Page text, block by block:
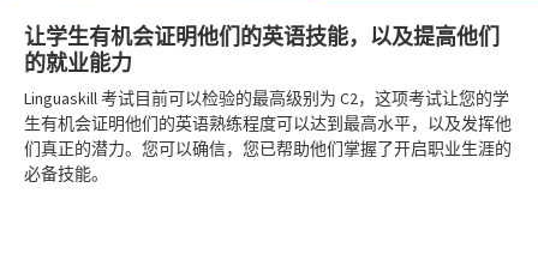
让学生有机会证明他们的英语技能，以及提高他们
的就业能力
Linguaskill 考试目前可以检验的最高级别为 C2，这项考试让您的学
生有机会证明他们的英语熟练程度可以达到最高水平，以及发挥他
们真正的潜力。您可以确信，您已帮助他们掌握了开启职业生涯的
必备技能。